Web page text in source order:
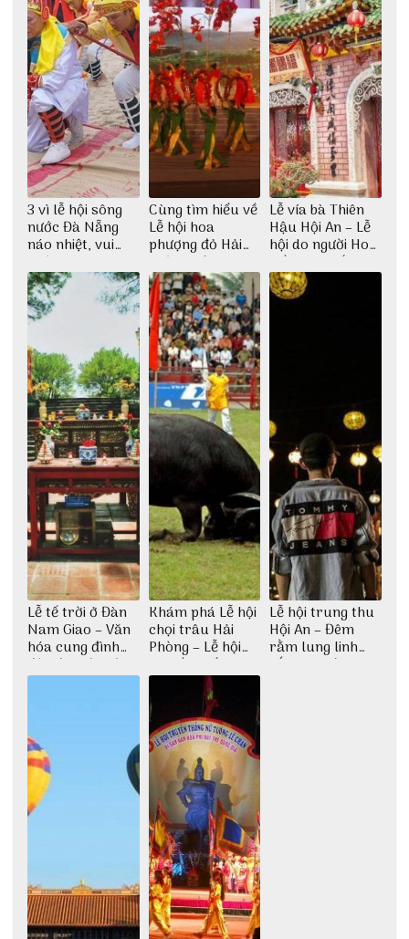
3 vì lễ hội sông
nước Đà Nẵng
náo nhiệt, vui
nhộn
Cùng tìm hiểu về
Lễ hội hoa
phượng đỏ Hải
Phòng với 3vi.vn
Lễ vía bà Thiên
Hậu Hội An – Lễ
hội do người Hoa
kiều sinh sống ở
Hội An tổ chức
Lễ tế trời ở Đàn
Nam Giao – Văn
hóa cung đình
độc đáo từ thời
nhà Nguyễn
Khám phá Lễ hội
chọi trâu Hải
Phòng – Lễ hội
truyền thống lâu
đời
Lễ hội trung thu
Hội An – Đêm
rằm lung linh
sắc màu đèn